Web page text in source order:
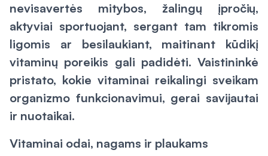
nevisavertės mitybos, žalingų įpročių,
aktyviai sportuojant, sergant tam tikromis
ligomis ar besilaukiant, maitinant kūdikį
vitaminų poreikis gali padidėti. Vaistininkė
pristato, kokie vitaminai reikalingi sveikam
organizmo funkcionavimui, gerai savijautai
ir nuotaikai.
Vitaminai odai, nagams ir plaukams